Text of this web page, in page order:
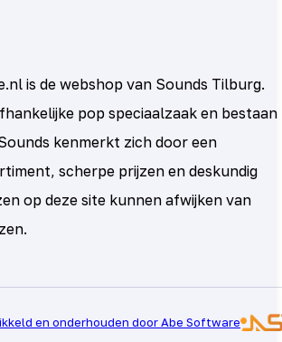
is de webshop van Sounds Tilburg.
pop speciaalzaak en bestaan
kenmerkt zich door een
scherpe prijzen en deskundig
op deze site kunnen afwijken van
en onderhouden door Abe Software